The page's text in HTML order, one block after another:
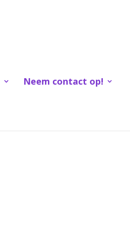
Neem contact op!